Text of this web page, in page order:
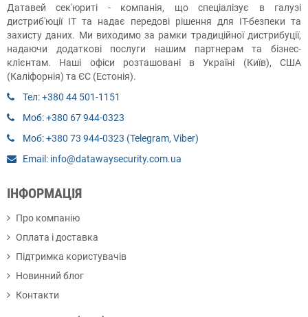
Датавей сек'юриті - компанія, що спеціалізує в галузі
дистриб'юції ІТ та надає передові рішення для ІТ-безпеки та
захисту даних. Ми виходимо за рамки традиційної дистрибуції,
надаючи додаткові послуги нашим партнерам та бізнес-
клієнтам. Наші офіси розташовані в Україні (Київ), США
(Каліфорнія) та ЄС (Естонія).
Тел: +380 44 501-1151
Моб: +380 67 944-0323
Моб: +380 73 944-0323 (Telegram, Viber)
Email: info@datawaysecurity.com.ua
ІНФОРМАЦІЯ
Про компанію
Оплата і доставка
Підтримка користувачів
Новинний блог
Контакти